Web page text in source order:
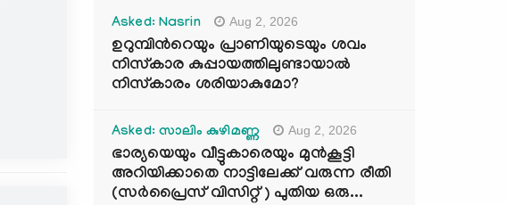
Asked: Nasrin Aug 2, 2026
ഉറുമ്പിന്‍റെയും പ്രാണിയുടെയും ശവം
നിസ്കാര കുപ്പായത്തിലുണ്ടായാൽ
നിസ്കാരം ശരിയാകുമോ?
Asked: സാലിം കുഴിമണ്ണ Aug 2, 2026
ഭാര്യയെയും വീട്ടുകാരെയും മുൻകൂട്ടി
അറിയിക്കാതെ നാട്ടിലേക്ക് വരുന്ന രീതി
(സർപ്രൈസ് വിസിറ്റ് ) പുതിയ ഒരു...